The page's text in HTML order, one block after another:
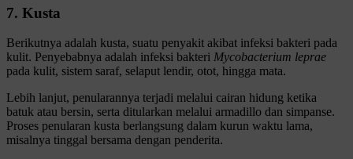
7. Kusta
Berikutnya adalah kusta, suatu penyakit akibat infeksi bakteri pada
kulit. Penyebabnya adalah infeksi bakteri Mycobacterium leprae
pada kulit, sistem saraf, selaput lendir, otot, hingga mata.
Lebih lanjut, penularannya terjadi melalui cairan hidung ketika
batuk atau bersin, serta ditularkan melalui armadillo dan simpanse.
Proses penularan kusta berlangsung dalam kurun waktu lama,
misalnya tinggal bersama dengan penderita.